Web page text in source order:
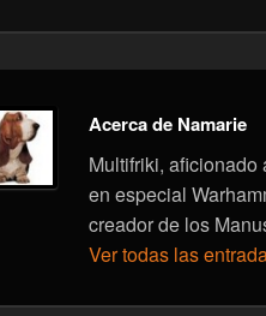
Acerca de Namarie
Multifriki, aficionado
en especial
creador de los
Ver todas las